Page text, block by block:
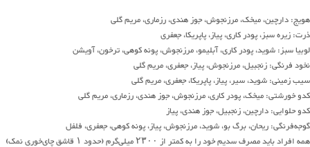
هویج: دارچین، میخک، مرزنجوش، جوز هندی، رزماری، مریم گلی
ذرت: زیره سبز، پودر کاری، پیاز، پاپریکا، جعفری
لوبیا سبز: شوید، پودر کاری، آبلیمو، مرزنجوش، پونه کوهی، ترخون، آویشن
نخود فرنگی: زنجبیل، مرزنجوش، پیاز، جعفری، مریم گلی
سیب زمینی: شوید، سیر، پیاز، پاپریکا، جعفری، مریم گلی
کدو خورشتی: میخک، پودر کاری، مرزنجوش، جوز هندی، رزماری، مریم گلی
کدو حلوایی: دارچین، زنجبیل، جوز هندی، پیاز
گوجه‌فرنگی: ریحان، برگ بو، شوید، مرزنجوش، پیاز، پونه کوهی، جعفری، فلفل
همه افراد باید مصرف سدیم خود را به کمتر از ۲۳۰۰ میلی‌گرم (حدود ۱ قاشق چای‌خوری نمک)